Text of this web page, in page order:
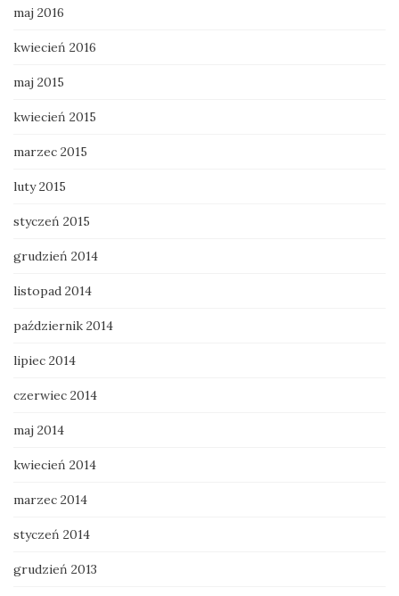
maj 2016
kwiecień 2016
maj 2015
kwiecień 2015
marzec 2015
luty 2015
styczeń 2015
grudzień 2014
listopad 2014
październik 2014
lipiec 2014
czerwiec 2014
maj 2014
kwiecień 2014
marzec 2014
styczeń 2014
grudzień 2013